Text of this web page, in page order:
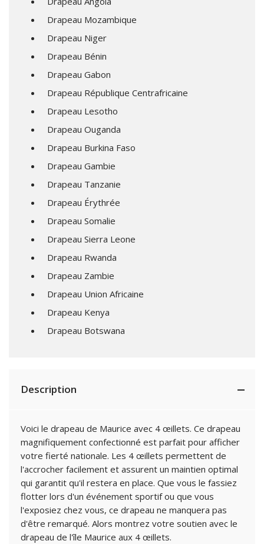
Drapeau Mozambique
Drapeau Niger
Drapeau Bénin
Drapeau Gabon
Drapeau République Centrafricaine
Drapeau Lesotho
Drapeau Ouganda
Drapeau Burkina Faso
Drapeau Gambie
Drapeau Tanzanie
Drapeau Érythrée
Drapeau Somalie
Drapeau Sierra Leone
Drapeau Rwanda
Drapeau Zambie
Drapeau Union Africaine
Drapeau Kenya
Drapeau Botswana
Description
Voici le drapeau de Maurice avec 4 œillets. Ce drapeau
magnifiquement confectionné est parfait pour afficher
votre fierté nationale. Les 4 œillets permettent de
l'accrocher facilement et assurent un maintien optimal
qui garantit qu'il restera en place. Que vous le fassiez
flotter lors d'un événement sportif ou que vous
l'exposiez chez vous, ce drapeau ne manquera pas
d'être remarqué. Alors montrez votre soutien avec le
drapeau de l'île Maurice aux 4 œillets.